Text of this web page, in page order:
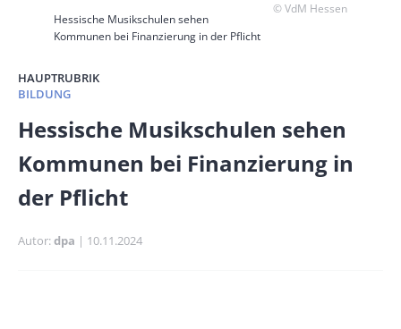
Hessische Musikschulen sehen
Kommunen bei Finanzierung in der Pflicht
Copyright
© VdM Hessen
HAUPTRUBRIK
BILDUNG
Banner
Size
Hessische Musikschulen sehen
Kommunen bei Finanzierung in
der Pflicht
Autor dpa Publikationsdatum
10.11.2024